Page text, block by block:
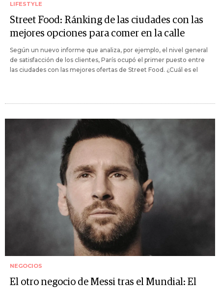
LIFESTYLE
Street Food: Ránking de las ciudades con las
mejores opciones para comer en la calle
Según un nuevo informe que analiza, por ejemplo, el nivel general
de satisfacción de los clientes, París ocupó el primer puesto entre
las ciudades con las mejores ofertas de Street Food. ¿Cuál es el
NEGOCIOS
El otro negocio de Messi tras el Mundial: El